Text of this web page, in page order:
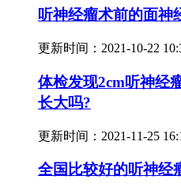
听神经瘤术前的面神
更新时间： 2021-10-22
体检发现2cm听神经
长大吗?
更新时间： 2021-11-25
全国比较好的听神经